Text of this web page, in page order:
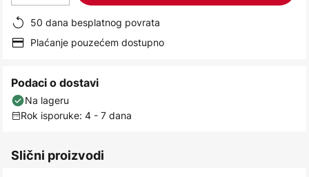
50 dana besplatnog povrata
Plaćanje pouzećem dostupno
Podaci o dostavi
Na lageru
Rok isporuke: 4 - 7 dana
Slični proizvodi